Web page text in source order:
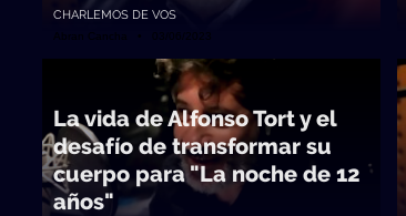
CHARLEMOS DE VOS
Abran Cancha • 03/06/2023
La vida de Alfonso Tort y el
desafío de transformar su
cuerpo para "La noche de 12
años"